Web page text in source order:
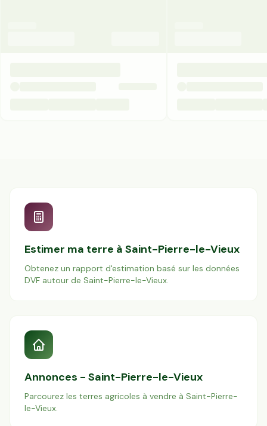
Estimer ma terre à Saint-Pierre-le-Vieux
Obtenez un rapport d'estimation basé sur les données
DVF autour de Saint-Pierre-le-Vieux.
Annonces - Saint-Pierre-le-Vieux
Parcourez les terres agricoles à vendre à Saint-Pierre-
le-Vieux.